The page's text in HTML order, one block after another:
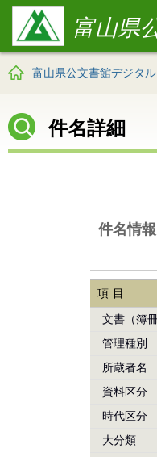
富山県
富山県公文書館デジタ
件名詳細
件名情報
項目
文書（簿
管理種別
所蔵者名
資料区分
時代区分
大分類